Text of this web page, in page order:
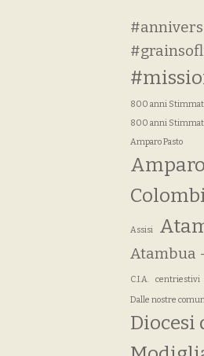
800 anni
800 anni
Amparo Pasto
Assisi
Atambua
C.I.A. centriestivi
Dalle nostre
Diocesi